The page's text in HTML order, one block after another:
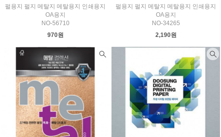
펄용지 펄지 메탈지 메탈용지 인쇄용지
OA용지
NO-56710
970원
펄용지 펄지 메탈지 메탈용지 인쇄용지
OA용지
NO-34265
2,190원